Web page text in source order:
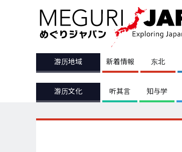
游历地域 新着情報 东北
游历文化 听其言 知与学